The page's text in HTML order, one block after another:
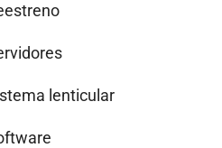
lenticular